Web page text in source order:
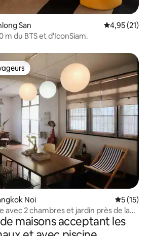
San Évaluation
4,95 (21)
m du BTS et d'IconSiam.
Noi
5 (15)
avec 2 chambres et jardin près de la
maisons acceptant les